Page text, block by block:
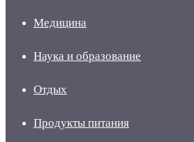
Медицина
Наука и образование
Отдых
Продукты питания